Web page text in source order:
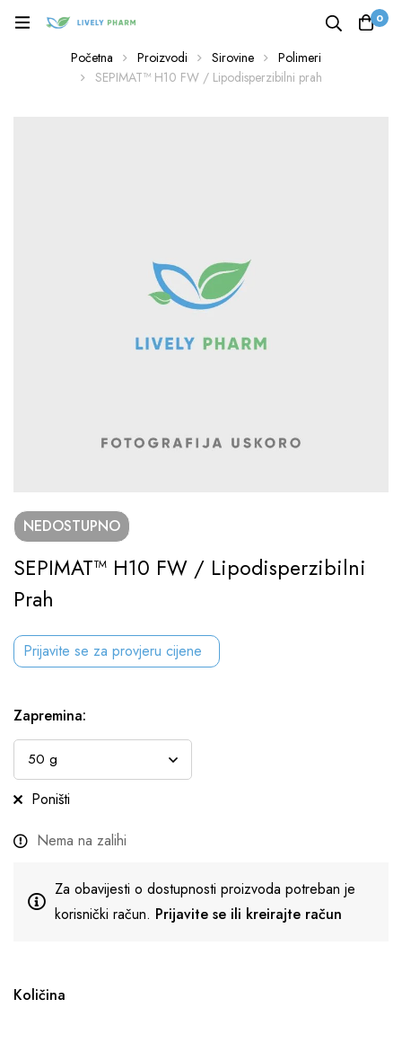
0
Početna Proizvodi Sirovine
Polimeri
SEPIMAT™ H10 FW / Lipodisperzibilni prah
NEDOSTUPNO
SEPIMAT™ H10 FW / Lipodisperzibilni
Prah
Prijavite se za provjeru cijene
Zapremina:
Poništi
Nema na zalihi
Za obavijesti o dostupnosti proizvoda potreban je
korisnički račun. Prijavite se ili kreirajte račun
Količina